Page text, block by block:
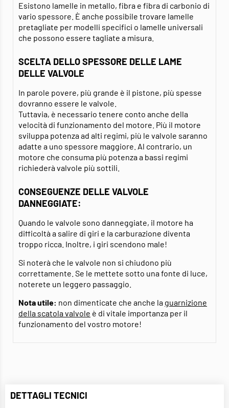
Esistono lamelle in metallo, fibra e fibra di carbonio di
vario spessore. È anche possibile trovare lamelle
pretagliate per modelli specifici o lamelle universali
che possono essere tagliate a misura.
SCELTA DELLO SPESSORE DELLE LAME
DELLE VALVOLE
In parole povere, più grande è il pistone, più spesse
dovranno essere le valvole.
Tuttavia, è necessario tenere conto anche della
velocità di funzionamento del motore. Più il motore
sviluppa potenza ad alti regimi, più le valvole saranno
adatte a uno spessore maggiore. Al contrario, un
motore che consuma più potenza a bassi regimi
richiederà valvole più sottili.
CONSEGUENZE DELLE VALVOLE
DANNEGGIATE:
Quando le valvole sono danneggiate, il motore ha
difficoltà a salire di giri e la carburazione diventa
troppo ricca. Inoltre, i giri scendono male!
Si noterà che le valvole non si chiudono più
correttamente. Se le mettete sotto una fonte di luce,
noterete un leggero passaggio.
Nota utile: non dimenticate che anche la guarnizione
della scatola valvole è di vitale importanza per il
funzionamento del vostro motore!
DETTAGLI TECNICI